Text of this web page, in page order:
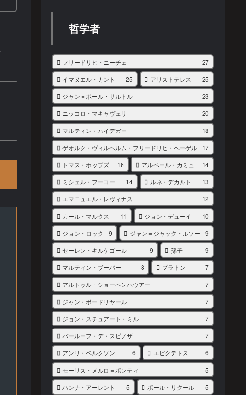
哲学者
フリードリヒ・ニーチェ 27
イマヌエル・カント 25 アリストテレス 25
ジャン＝ポール・サルトル 23
ニッコロ・マキャヴェリ 20
マルティン・ハイデガー 18
ゲオルク・ヴィルヘルム・フリードリヒ・ヘーゲル 17
トマス・ホッブズ 16 アルベール・カミュ 14
ミシェル・フーコー 14 ルネ・デカルト 13
エマニュエル・レヴィナス 12
カール・マルクス 11 ジョン・デューイ 10
ジョン・ロック 9 ジャン＝ジャック・ルソー 9
セーレン・キルケゴール 9 孫子 9
マルティン・ブーバー 8 プラトン 7
アルトゥル・ショーペンハウアー 7
ジャン・ボードリヤール 7
ジョン・スチュアート・ミル 7
バールーフ・デ・スピノザ 7
アンリ・ベルクソン 6 エピクテトス 6
モーリス・メルロ＝ポンティ 5
ハンナ・アーレント 5 ポール・リクール 5